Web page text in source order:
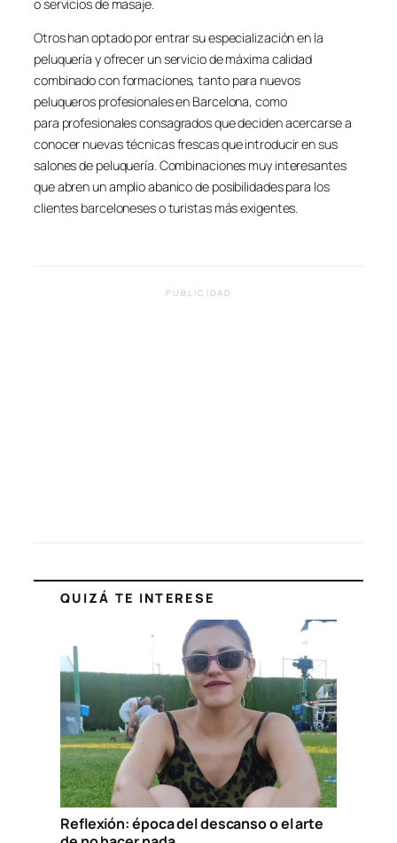
o servicios de masaje.
Otros han optado por entrar su especialización en la
peluquería y ofrecer un servicio de máxima calidad
combinado con formaciones, tanto para nuevos
peluqueros profesionales en Barcelona, como
para profesionales consagrados que deciden acercarse a
conocer nuevas técnicas frescas que introducir en sus
salones de peluquería. Combinaciones muy interesantes
que abren un amplio abanico de posibilidades para los
clientes barceloneses o turistas más exigentes.
PUBLICIDAD
QUIZÁ TE INTERESE
Reflexión: época del descanso o el arte